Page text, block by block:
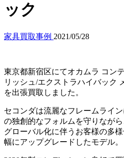
ック
家具買取事例 2021/05/28
東京都新宿区にてオカムラ コン
リッシュ/エクストラハイバック
を出張買取しました。
セコンダは流麗なフレームライン
の独創的なフォルムを守りながら
グローバル化に伴うお客様の多
幅にアップグレードしたモデル。